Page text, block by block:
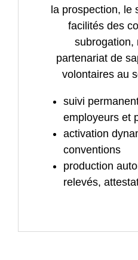
la prospection, le
facilités des
subrogation,
partenariat de
volontaires au
suivi
employeurs et
activation
conventions
production
relevés,